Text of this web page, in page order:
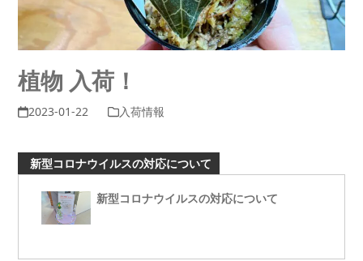
植物 入荷！
2023-01-22 入荷情報
新型コロナウイルスの対応について
新型コロナウイルスの対応について